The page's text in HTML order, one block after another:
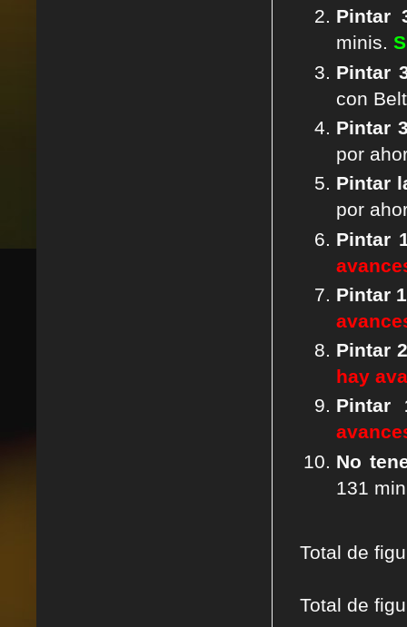
Pintar
minis.
Pintar
con
Pintar
por
Pintar
por
Pintar
Pintar
Pintar
hay
Pintar
No
131
Total de
Total de